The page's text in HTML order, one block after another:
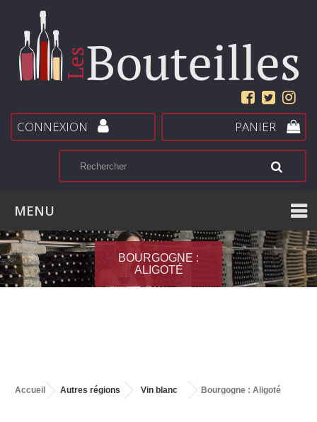
PANIER
CONNEXION
MENU
BOURGOGNE :
ALIGOTÉ
Accueil Autres régions Vin blanc Bourgogne : Aligoté